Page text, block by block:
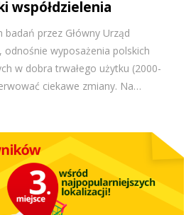
współdzielenia
badań przez Główny Urząd
odnośnie wyposażenia polskich
w dobra trwałego użytku (2000-
ciekawe zmiany. Na…